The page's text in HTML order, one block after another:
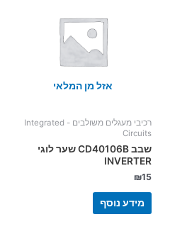
אזל מן המלאי
רכיבי מעגלים משולבים - Integrated
Circuits
שבב CD40106B שער לוגי
INVERTER
₪15
מידע נוסף